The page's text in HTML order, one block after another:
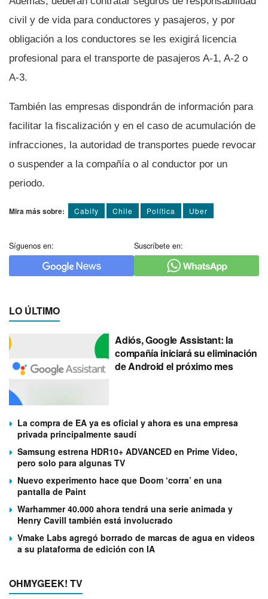
civil y de vida para conductores y pasajeros, y por
obligación a los conductores se les exigirá licencia
profesional para el transporte de pasajeros A-1, A-2 o
A-3.
También las empresas dispondrán de información para
facilitar la fiscalización y en el caso de acumulación de
infracciones, la autoridad de transportes puede revocar
o suspender a la compañí­a o al conductor por un
periodo.
Mira más sobre: Cabify Chile Polí­tica Uber
Síguenos en: Suscríbete en:
LO ÚLTIMO
Adiós, Google Assistant: la
compañía iniciará su eliminación
de Android el próximo mes
La compra de EA ya es oficial y ahora es una empresa
privada principalmente saudí
Samsung estrena HDR10+ ADVANCED en Prime Video,
pero solo para algunas TV
Nuevo experimento hace que Doom ‘corra’ en una
pantalla de Paint
Warhammer 40.000 ahora tendrá una serie animada y
Henry Cavill también está involucrado
Vmake Labs agregó borrado de marcas de agua en videos
a su plataforma de edición con IA
OHMYGEEK! TV